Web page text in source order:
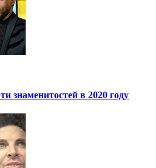
знаменитостей в 2020 году